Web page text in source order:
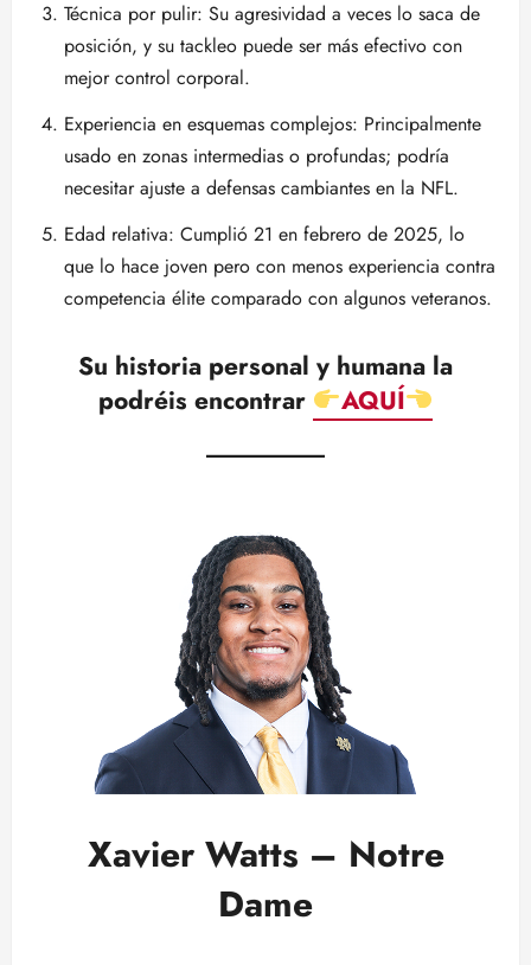
Técnica por pulir: Su agresividad a veces lo saca de
posición, y su tackleo puede ser más efectivo con
mejor control corporal.
Experiencia en esquemas complejos: Principalmente
usado en zonas intermedias o profundas; podría
necesitar ajuste a defensas cambiantes en la NFL.
Edad relativa: Cumplió 21 en febrero de 2025, lo
que lo hace joven pero con menos experiencia contra
competencia élite comparado con algunos veteranos.
Su historia personal y humana la
podréis encontrar
AQUÍ
Xavier Watts – Notre
Dame